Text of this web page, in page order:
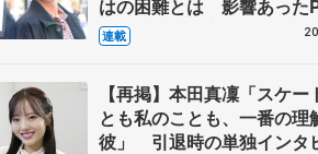
はの困難とは 影響あった
キャプテン松永さんの存在
連載
【再掲】本田真凜「スケー
とも私のことも、一番の理
彼」 引退時の単独インタ